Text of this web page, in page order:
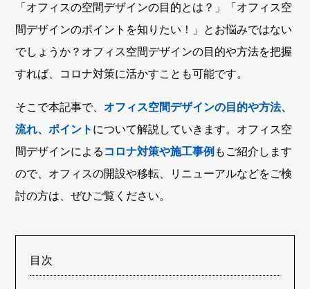
「オフィスの空間デザインの目的とは？」「オフィス空
間デザインのポイントを知りたい！」とお悩みではない
でしょうか？オフィス空間デザインの目的や方法を把握
すれば、コロナ対策に活かすことも可能です。
そこで本記事で、 オフィス空間デザインの目的や方法、
流れ、ポイント について解説していきます。オフィス空
間デザインによる コロナ対策や施工事例 もご紹介します
ので、オフィスの開設や移転、リニューアルなどをご検
討の方は、ぜひご覧ください。
目次